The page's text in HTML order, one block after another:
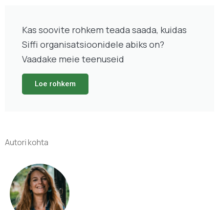
Kas soovite rohkem teada saada, kuidas
Siffi organisatsioonidele abiks on?
Vaadake meie teenuseid
Loe rohkem
Autori kohta